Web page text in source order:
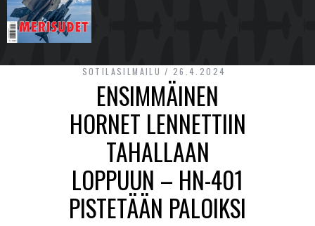
SOTILASILMAILU 26.4.2024
ENSIMMÄINEN
HORNET LENNETTIIN
TAHALLAAN
LOPPUUN – HN-401
PISTETÄÄN PALOIKSI